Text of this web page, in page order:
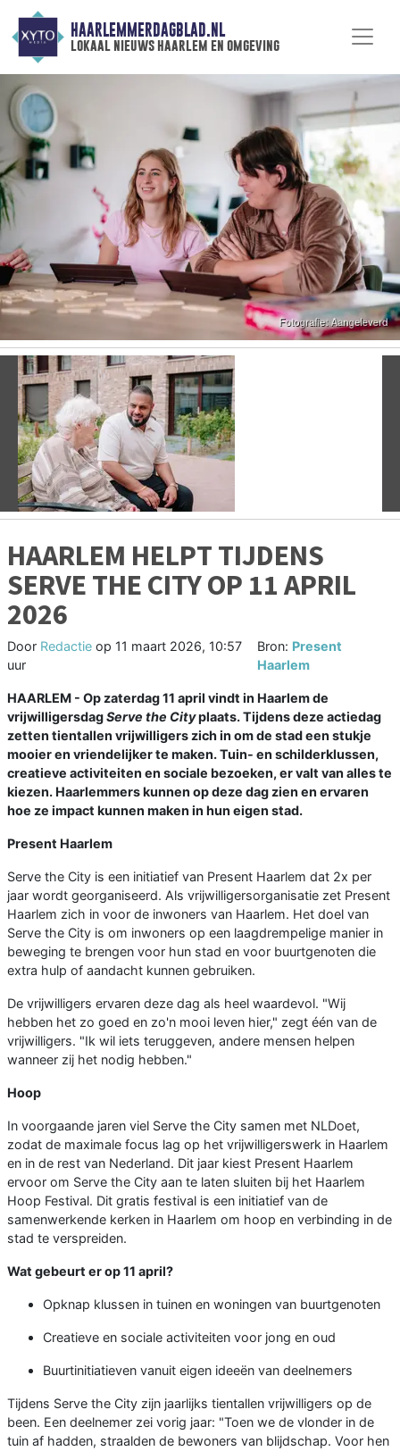
HAARLEMMERDAGBLAD.NL
lokaal nieuws haarlem en omgeving
Vorige
HAARLEM HELPT TIJDENS
SERVE THE CITY OP 11 APRIL
2026
Door Redactie op 11 maart 2026, 10:57
uur
Bron: Present
Haarlem
HAARLEM - Op zaterdag 11 april vindt in Haarlem de
vrijwilligersdagServe the Cityplaats. Tijdens deze actiedag
zetten tientallen vrijwilligers zich in om de stad een stukje
mooier en vriendelijker te maken. Tuin- en schilderklussen,
creatieve activiteiten en sociale bezoeken, er valt van alles te
kiezen. Haarlemmers kunnen op deze dag zien en ervaren
hoe ze impact kunnen maken in hun eigen stad.
Present Haarlem
Serve the City is een initiatief van Present Haarlem dat 2x per
jaar wordt georganiseerd. Als vrijwilligersorganisatie zet Present
Haarlem zich in voor de inwoners van Haarlem. Het doel van
Serve the City is om inwoners op een laagdrempelige manier in
beweging te brengen voor hun stad en voor buurtgenoten die
extra hulp of aandacht kunnen gebruiken.
De vrijwilligers ervaren deze dag als heel waardevol. "Wij
hebben het zo goed en zo'n mooi leven hier," zegt één van de
vrijwilligers. "Ik wil iets teruggeven, andere mensen helpen
wanneer zij het nodig hebben."
Hoop
In voorgaande jaren viel Serve the City samen met NLDoet,
zodat de maximale focus lag op het vrijwilligerswerk in Haarlem
en in de rest van Nederland. Dit jaar kiest Present Haarlem
ervoor om Serve the City aan te laten sluiten bij het Haarlem
Hoop Festival. Dit gratis festival is een initiatief van de
samenwerkende kerken in Haarlem om hoop en verbinding in de
stad te verspreiden.
Wat gebeurt er op 11 april?
Opknap klussen in tuinen en woningen van buurtgenoten
Creatieve en sociale activiteiten voor jong en oud
Buurtinitiatieven vanuit eigen ideeën van deelnemers
Tijdens Serve the City zijn jaarlijks tientallen vrijwilligers op de
been. Een deelnemer zei vorig jaar: "Toen we de vlonder in de
tuin af hadden, straalden de bewoners van blijdschap. Voor hen